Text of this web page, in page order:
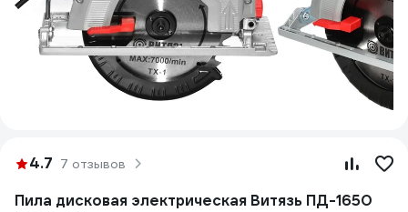
4.7 7 отзывов
Пила дисковая электрическая Витязь ПД-1650